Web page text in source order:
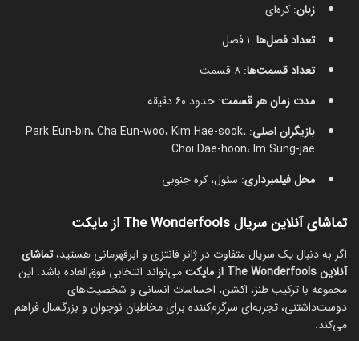
زبان: کره‌ای
تعداد فصل‌ها: ۱ فصل
تعداد قسمت‌ها: ۸ قسمت
مدت زمان هر قسمت: حدود ۶۰ دقیقه
بازیگران اصلی : Park Eun-bin، Cha Eun-woo، Kim Hae-sook،
Choi Dae-hoon، Im Sung-jae
محل فیلمبرداری: سئول، کره جنوبی
تماشای آنلاین سریال The Wonderfools از مایکت
اگر به دنبال یک سریال متفاوت در ژانر فانتزی و ابرقهرمانی هستید،تماشای
آنلاین The Wonderfools از مایکت
می‌تواند انتخابی فوق‌العاده باشد. این
مجموعه با ترکیب طنز، اکشن، احساسات انسانی و شخصیت‌های
دوست‌داشتنی، تجربه‌ای سرگرم‌کننده برای مخاطبان نوجوان و بزرگسال فراهم
می‌کند.